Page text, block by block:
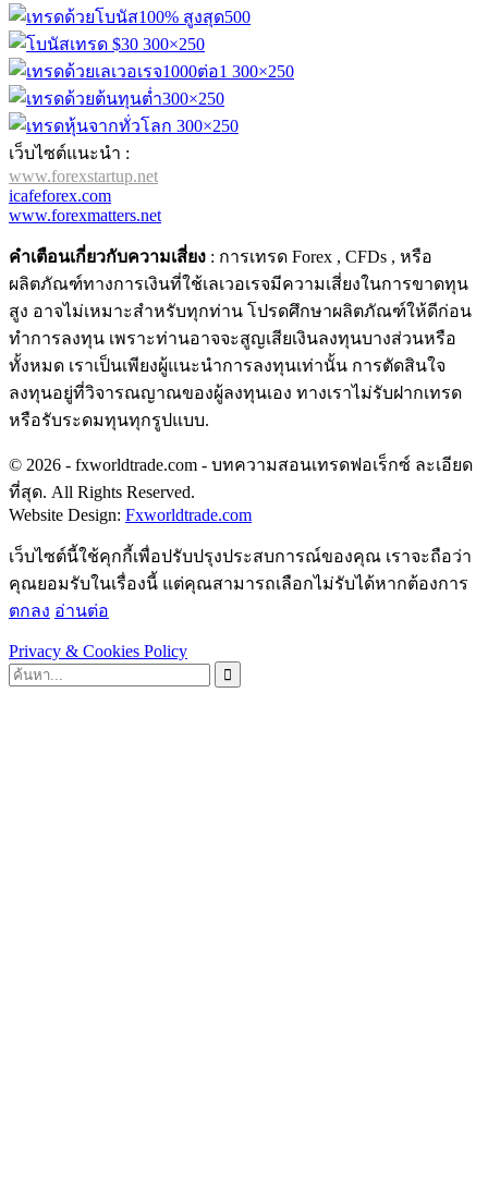
เว็บไซต์แนะนำ :
www.forexstartup.net
icafeforex.com
www.forexmatters.net
คำเตือนเกี่ยวกับความเสี่ยง : การเทรด Forex , CFDs , หรือ
ผลิตภัณฑ์ทางการเงินที่ใช้เลเวอเรจมีความเสี่ยงในการขาดทุน
สูง อาจไม่เหมาะสำหรับทุกท่าน โปรดศึกษาผลิตภัณฑ์ให้ดีก่อน
ทำการลงทุน เพราะท่านอาจจะสูญเสียเงินลงทุนบางส่วนหรือ
ทั้งหมด เราเป็นเพียงผู้แนะนำการลงทุนเท่านั้น การตัดสินใจ
ลงทุนอยู่ที่วิจารณญาณของผู้ลงทุนเอง ทางเราไม่รับฝากเทรด
หรือรับระดมทุนทุกรูปแบบ.
© 2026 - fxworldtrade.com - บทความสอนเทรดฟอเร็กซ์ ละเอียด
ที่สุด. All Rights Reserved.
Website Design: Fxworldtrade.com
เว็บไซต์นี้ใช้คุกกี้เพื่อปรับปรุงประสบการณ์ของคุณ เราจะถือว่า
คุณยอมรับในเรื่องนี้ แต่คุณสามารถเลือกไม่รับได้หากต้องการ
ตกลง อ่านต่อ
Privacy & Cookies Policy